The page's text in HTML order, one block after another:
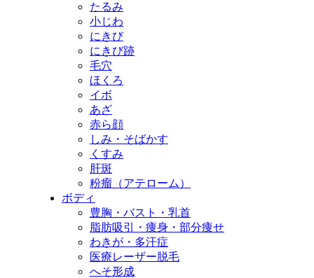
たるみ
小じわ
にきび
にきび跡
毛穴
ほくろ
イボ
あざ
赤ら顔
しみ・そばかす
くすみ
肝斑
粉瘤（アテローム）
ボディ
豊胸・バスト・乳首
脂肪吸引・痩身・部分痩せ
わきが・多汗症
医療レーザー脱毛
へそ形成